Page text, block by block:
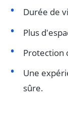
Durée de
Plus
Protection
Une
sûre.